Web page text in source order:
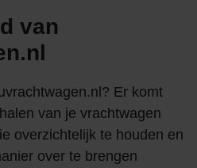
van
Er komt
van je vrachtwagen
overzichtelijk te houden en
over te brengen